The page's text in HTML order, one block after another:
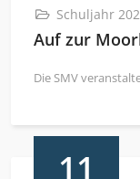
Schuljahr
Auf zur
Die SMV
11